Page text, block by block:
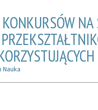
Nauka